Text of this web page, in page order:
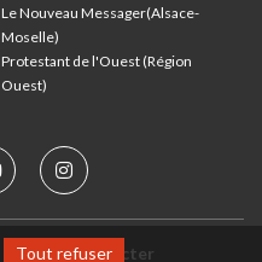
Le Nouveau Messager(Alsace-
Moselle)
Protestant de l'Ouest (Région
Ouest)
Nous contacter
Tout refuser